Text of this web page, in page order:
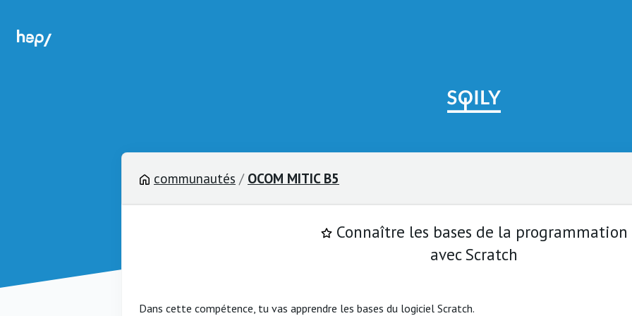
communautés / OCOM MITIC B5
Connaître les bases de la programmation
avec Scratch
Dans cette compétence, tu vas apprendre les bases du logiciel Scratch.